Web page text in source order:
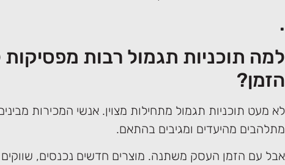
.
למה תוכניות תגמול רבות
הזמן?
לא מעט תוכניות תגמול מתחילות מצוין. אנשי המכירות
מתלהבים מהיעדים ומגיבים בהתאם.
אבל עם הזמן העסק משתנה. מוצרים חדשים נכנסים,